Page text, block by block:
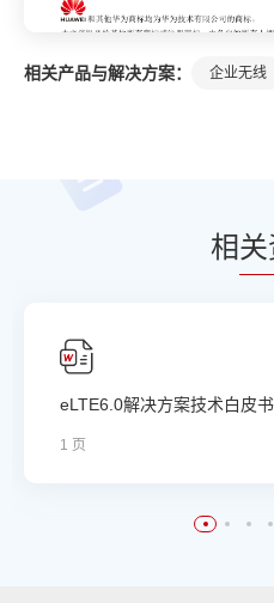
相关产品与解决方案： 企业无线
相关
eLTE6.0解决方案技术白皮书
1 页